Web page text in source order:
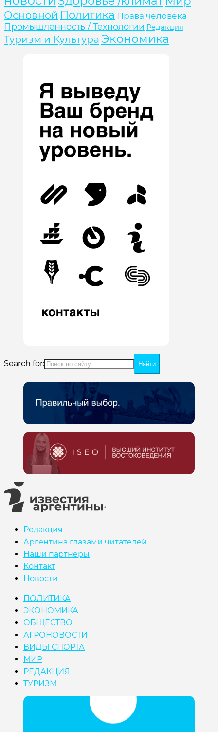
Основной Политика Права человека
Промышленность / Технологии Редакция
Туризм и Культура Экономика
Search for:
Редакция
Аргентина глазами читателей
Наши партнеры
Контакт
Новости
ПОЛИТИКА
ЭКОНОМИКА
ОБЩЕСТВО
АГРОНОВОСТИ
ВИДЫ СПОРТА
МИР
РЕДАКЦИЯ
ТУРИЗМ